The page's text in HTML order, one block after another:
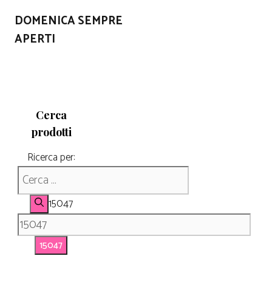
DOMENICA SEMPRE
APERTI
Cerca
prodotti
Ricerca per:
15047